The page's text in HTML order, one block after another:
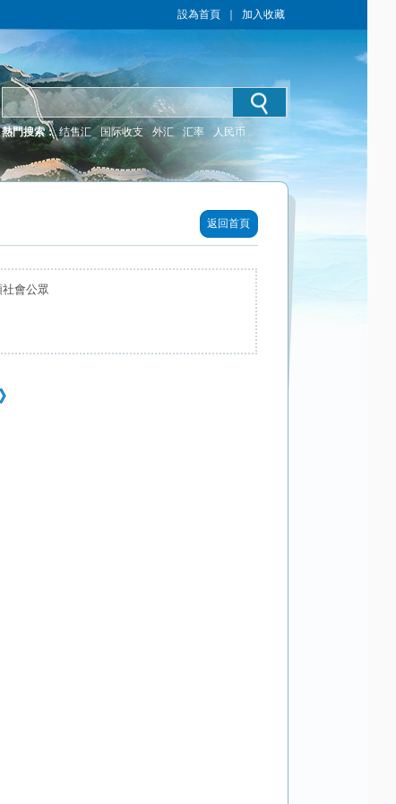
設為首頁 加入收藏
熱門搜索： 结售汇 国际收支 外汇 汇率 人民币
返回首頁
會公眾